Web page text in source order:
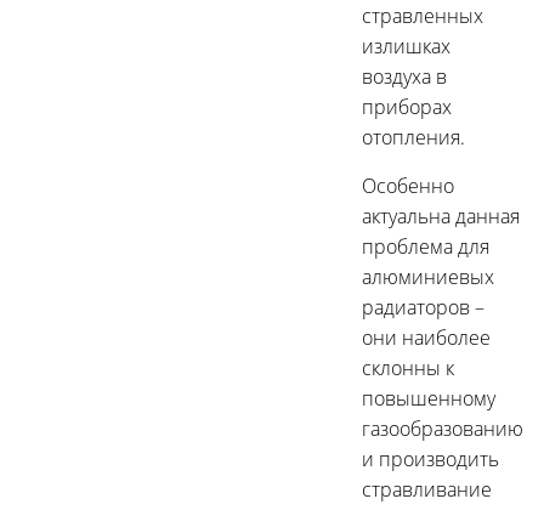
стравленных
излишках
воздуха в
приборах
отопления.
Особенно
актуальна данная
проблема для
алюминиевых
радиаторов –
они наиболее
склонны к
повышенному
газообразованию
и производить
стравливание